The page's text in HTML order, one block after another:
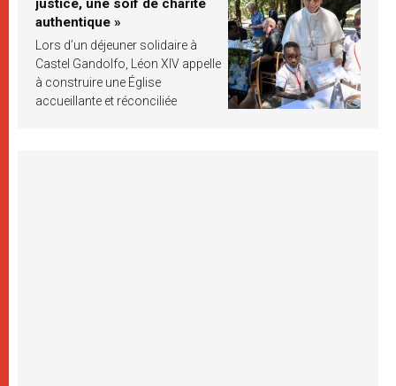
authentique »
Lors d’un déjeuner solidaire à
Castel Gandolfo, Léon XIV appelle
à construire une Église
accueillante et réconciliée